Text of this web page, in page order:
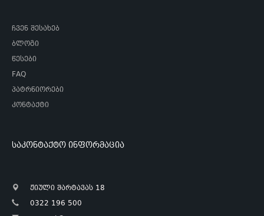
ჩვენ შესახებ
ბლოგი
წესები
FAQ
პატრნიორები
კონტაქტი
საკონტაქტო ინფორმაცია
ჟიული შარტავას 18
0322 196 500